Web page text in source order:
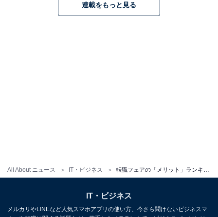
All About ニュース IT・ビジネス
「転職したい企業」ランキング！ 2位「グーグル」、1位
連載をもっと見る
IT・ビジネス
メルカリやLINEなど人気スマホアプリの使い方、今さら聞けないビジネスマ